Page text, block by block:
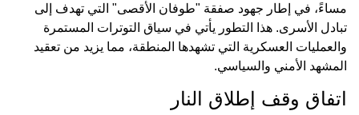
مساءً، في إطار جهود صفقة "طوفان الأقصى" التي تهدف إلى
تبادل الأسرى. هذا التطور يأتي في سياق التوترات المستمرة
والعمليات العسكرية التي تشهدها المنطقة، مما يزيد من تعقيد
المشهد الأمني والسياسي.
اتفاق وقف إطلاق النار